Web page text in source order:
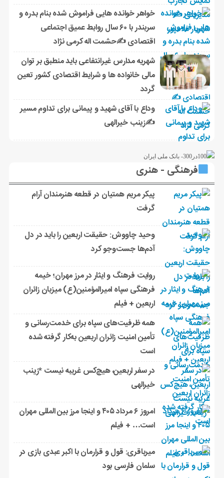
خواهر خوانده هایی فراموش شده بنام بدره و
سربندر با ۶۰ سال روابط عمیق اجتماعی
اقتصادی ✍حشمت اله کرمی نژاد
شهریه مدارس غیرانتفاعی باید منطبق بر توان
مالی خانواده ها و شرایط اقتصادی کشور تعین
گردد
وداع با آقای شهید و پیمانی برای تداوم مسیر
✍زینب خیرالهی
فرهنگی - هنری
پیکر مریم همتیان در قطعه هنرمندان آرام
گرفت
وحید چاووش: حقیقت اربعین را باید در دل
آدم‌ها جست‌وجو کرد
روایت فرهنگ و ایثار در مرز مهران؛ خیمه
فرهنگی سپاه امیرالمؤمنین(ع) میزبان زائران
اربعین + فیلم
همه ظرفیت‌های سپاه برای خدمت‌رسانی و
تأمین امنیت زائران اربعین به‌کار گرفته شده
است
در سفر اربعین، هیچ‌کس غریبه نیست *زینب
خیرالهی
امروز ۶ مرداد ۴۰۵ و اینجا مرز بین المللی مهران
است… + فیلم
میرباقری: قول و قرارمان با اکبر عبدی بازی در
سلمان فارسی بود